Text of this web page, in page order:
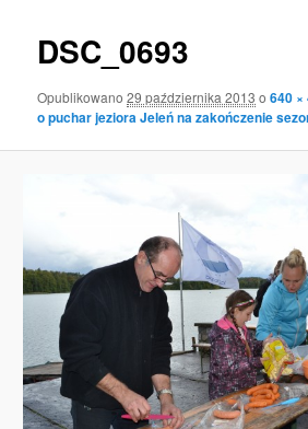
DSC_0693
Opublikowano29 października 2013 o640 ×
o puchar jeziora Jeleń na zakończenie